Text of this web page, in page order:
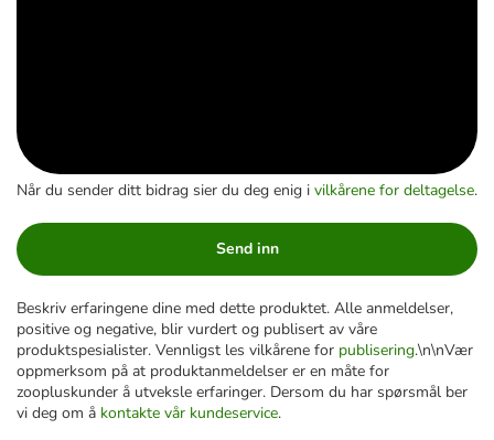
Når du sender ditt bidrag sier du deg enig i vilkårene for deltagelse.
Send inn
Beskriv erfaringene dine med dette produktet. Alle anmeldelser,
positive og negative, blir vurdert og publisert av våre
produktspesialister. Vennligst les vilkårene for publisering.\n\nVær
oppmerksom på at produktanmeldelser er en måte for
zoopluskunder å utveksle erfaringer. Dersom du har spørsmål ber
vi deg om å kontakte vår kundeservice.